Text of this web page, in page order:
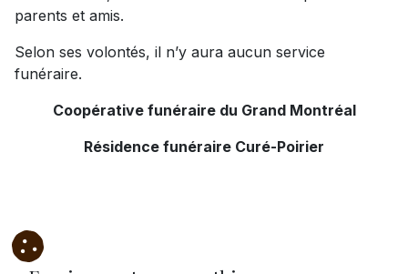
parents et amis.
Selon ses volontés, il n’y aura aucun service
funéraire.
Coopérative funéraire du Grand Montréal
Résidence funéraire Curé-Poirier